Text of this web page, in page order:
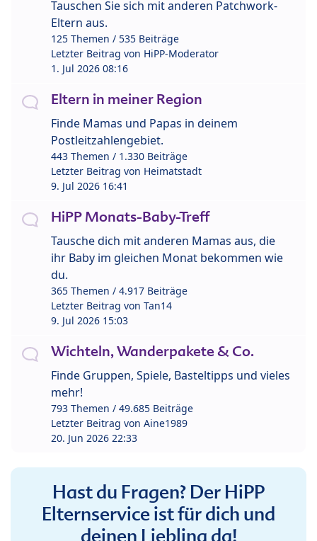
Tauschen Sie sich mit anderen Patchwork-
Eltern aus.
125 Themen / 535 Beiträge
Letzter Beitrag von HiPP-Moderator
1. Jul 2026 08:16
Eltern in meiner Region
Finde Mamas und Papas in deinem
Postleitzahlengebiet.
443 Themen / 1.330 Beiträge
Letzter Beitrag von Heimatstadt
9. Jul 2026 16:41
HiPP Monats-Baby-Treff
Tausche dich mit anderen Mamas aus, die
ihr Baby im gleichen Monat bekommen wie
du.
365 Themen / 4.917 Beiträge
Letzter Beitrag von Tan14
9. Jul 2026 15:03
Wichteln, Wanderpakete & Co.
Finde Gruppen, Spiele, Basteltipps und vieles
mehr!
793 Themen / 49.685 Beiträge
Letzter Beitrag von Aine1989
20. Jun 2026 22:33
Hast du Fragen? Der HiPP
Elternservice ist für dich und
deinen Liebling da!